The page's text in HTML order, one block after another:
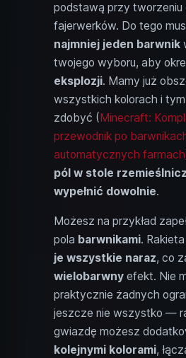
podstawą przy tworzeniu
fajerwerków. Do tego
najmniej jeden barwnik
twojego wyboru, aby
eksplozji. Mamy już
wszystkich kolorach i
zdobyć ( Minecraft:
przewodnik po
automatycznych farmach
pól w stole
wypełnić dowolnie.
Możesz na przykład
pola barwnikami.
je wszystkie naraz, co
wielobarwny efekt. Nie
praktycznie żadnych
jeszcze nie wszystko —
gwiazdę możesz
kolejnymi kolorami,